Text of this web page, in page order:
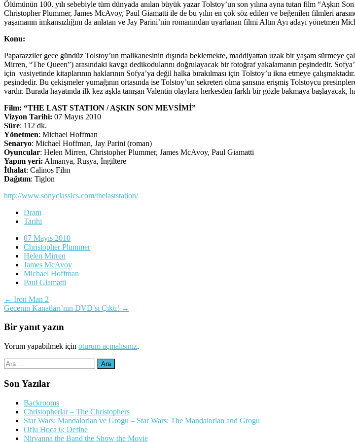
Ölümünün 100. yılı sebebiyle tüm dünyada anılan büyük yazar Tolstoy’un son yılına ayna tutan film “Aşkın
Christopher Plummer, James McAvoy, Paul Giamatti ile de bu yılın en çok söz edilen ve beğenilen filmleri
yaşamanın imkansızlığını da anlatan ve Jay Parini’nin romanından uyarlanan filmi Altın Ayı adayı yönetmen
Konu:
Paparazziler gece gündüz Tolstoy’un malikanesinin dışında beklemekte, maddiyattan uzak bir yaşam sürmeye
Mirren, “The Queen”) arasındaki kavga dedikodularını doğrulayacak bir fotoğraf yakalamanın peşindedir.
için vasiyetinde kitaplarının haklarının Sofya’ya değil halka bırakılması için Tolstoy’u ikna etmeye çalışmaktadır.
peşindedir. Bu çekişmeler yumağının ortasında ise Tolstoy’un sekreteri olma şansına erişmiş Tolstoycu
vardır. Burada hayatında ilk kez aşkla tanışan Valentin olaylara herkesden farklı bir gözle bakmaya başlayacak,
Film: “THE LAST STATION / AŞKIN SON MEVSİMİ”
Vizyon Tarihi: 07 Mayıs 2010
Süre: 112 dk.
Yönetmen: Michael Hoffman
Senaryo: Michael Hoffman, Jay Parini (roman)
Oyuncular: Helen Mirren, Christopher Plummer, James McAvoy, Paul Giamatti
Yapım yeri: Almanya, Rusya, İngiltere
İthalat: Calinos Film
Dağıtım: Tiglon
http://www.sonyclassics.com/thelaststation/
Dram
Tarihi
07 Mayıs 2010
Christopher Plummer
Helen Mirren
James McAvoy
Michael Hoffman
Paul Giamatti
Yazı
dolaşımı
← Iron Man 2
Gecenin Kanatları’nın DVD’si Çıktı! →
Bir yanıt yazın
Yorum yapabilmek için oturum açmalısınız.
Arama:
Son Yazılar
Backrooms
Christopherlar – The Christophers
Star Wars: Mandalorian ve Grogu – Star Wars: The Mandalorian and Grogu
Oflu Hoca 6: Define
Nirvanna the Band the Show the Movie